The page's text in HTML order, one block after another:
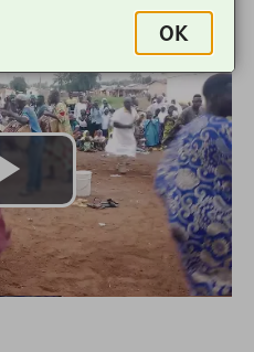
Lire
la
OK